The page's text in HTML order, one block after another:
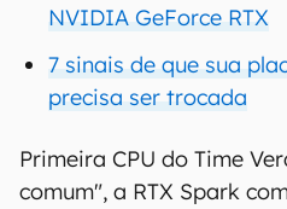
NVIDIA GeForce RTX
7 sinais de que sua
precisa ser trocada
Primeira CPU do Time
comum", a RTX Spark